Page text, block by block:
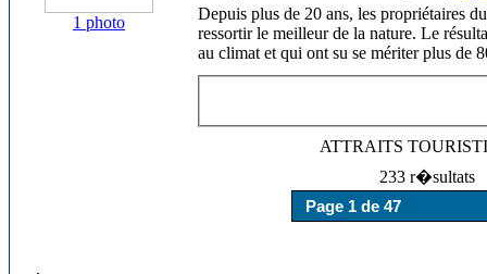
1 photo
Depuis plus de 20 ans, les propriétaires
ressortir le meilleur de la nature. Le
au climat et qui ont su se mériter plus de
ATTRAITS
233 r�sultats